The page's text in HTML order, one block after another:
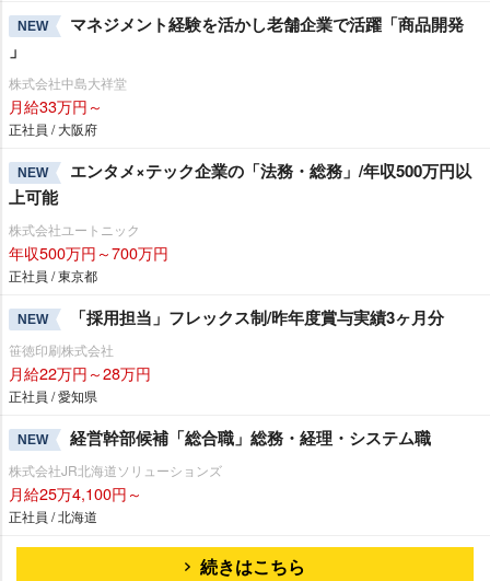
NEW
マネジメント経験を活かし老舗企業で活躍「商品開発
」
株式会社中島大祥堂
月給33万円～
正社員 / 大阪府
NEW
エンタメ×テック企業の「法務・総務」/年収500万円以
上可能
株式会社ユートニック
年収500万円～700万円
正社員 / 東京都
NEW 「採用担当」フレックス制/昨年度賞与実績3ヶ月分
笹徳印刷株式会社
月給22万円～28万円
正社員 / 愛知県
NEW 経営幹部候補「総合職」総務・経理・システム職
株式会社JR北海道ソリューションズ
月給25万4,100円～
正社員 / 北海道
続きはこちら